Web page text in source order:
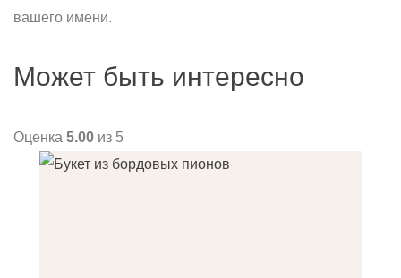
вашего имени.
Может быть интересно
Оценка 5.00 из 5